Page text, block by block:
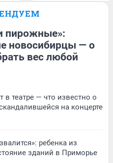
пирожные»:
новосибирцы — о
вес любой
в театре — что известно о
на концерте
ребенка из
зданий в Приморье